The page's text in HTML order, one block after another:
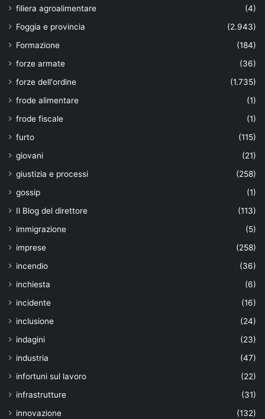
filiera agroalimentare
(4)
Foggia e provincia
(2.943)
Formazione
(184)
forze armate
(36)
forze dell'ordine
(1.735)
frode alimentare
(1)
frode fiscale
(1)
furto
(115)
giovani
(21)
giustizia e processi
(258)
gossip
(1)
Il Blog del direttore
(113)
immigrazione
(5)
imprese
(258)
incendio
(36)
inchiesta
(6)
incidente
(16)
inclusione
(24)
indagini
(23)
industria
(47)
infortuni sul lavoro
(22)
infrastrutture
(31)
innovazione
(132)